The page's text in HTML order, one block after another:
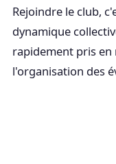
Rejoindre le club,
dynamique
rapidement pris en
l'organisation des